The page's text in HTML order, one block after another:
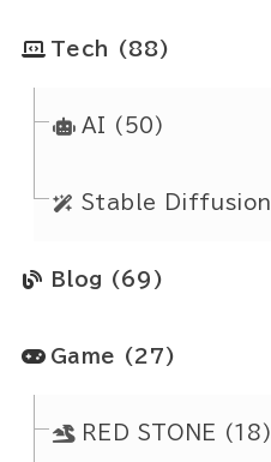
Tech (88)
AI (50)
Stable Diffusion
Blog (69)
Game (27)
RED STONE (18)